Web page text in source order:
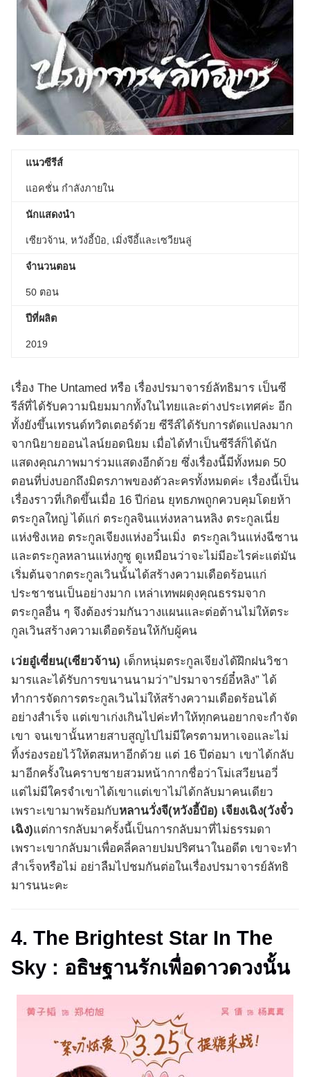
แนวซีรีส์
แอคชั่น กำลังภายใน
นักแสดงนำ
เซียวจ้าน, หวังอี้ป๋อ, เมิ่งจึอี้และเซวียนลู่
จำนวนตอน
50 ตอน
ปีที่ผลิต
2019
เรื่อง The Untamed หรือ เรื่องปรมาจารย์ลัทธิมาร เป็นซี
รีส์ที่ได้รับความนิยมมากทั้งในไทยและต่างประเทศค่ะ อีก
ทั้งยังขึ้นเทรนด์ทวิตเตอร์ด้วย ซีรีส์ได้รับการดัดแปลงมาก
จากนิยายออนไลน์ยอดนิยม เมื่อได้ทำเป็นซีรีส์ก็ได้นัก
แสดงคุณภาพมาร่วมแสดงอีกด้วย ซึ่งเรื่องนี้มีทั้งหมด 50
ตอนที่บ่งบอกถึงมิตรภาพของตัวละครทั้งหมดค่ะ เรื่องนี้เป็น
เรื่องราวที่เกิดขึ้นเมื่อ 16 ปีก่อน ยุทธภพถูกควบคุมโดยห้า
ตระกูลใหญ่ ได้แก่ ตระกูลจินแห่งหลานหลิง ตระกูลเนี่ย
แห่งชิงเหอ ตระกูลเจียงแห่งอวิ๋นเมิ่ง ตระกูลเวินแห่งฉีซาน
และตระกูลหลานแห่งกูซู ดูเหมือนว่าจะไม่มีอะไรค่ะแต่มัน
เริ่มต้นจากตระกูลเวินนั้นได้สร้างความเดือดร้อนแก่
ประชาชนเป็นอย่างมาก เหล่าเทพผดุงคุณธรรมจาก
ตระกูลอื่น ๆ จึงต้องร่วมกันวางแผนและต่อต้านไม่ให้ตระ
กูลเวินสร้างความเดือดร้อนให้กับผู้คน
เว่ยอู๋เซี่ยน(เซียวจ้าน) เด็กหนุ่มตระกูลเจียงได้ฝึกฝนวิชา
มารและได้รับการขนานนามว่า”ปรมาจารย์อี๋หลิง” ได้
ทำการจัดการตระกูลเวินไม่ให้สร้างความเดือดร้อนได้
อย่างสำเร็จ แต่เขาเก่งเกินไปค่ะทำให้ทุกคนอยากจะกำจัด
เขา จนเขานั้นหายสาบสูญไปไม่มีใครตามหาเจอและไม่
ทิ้งร่องรอยไว้ให้ตสมหาอีกด้วย แต่ 16 ปีต่อมา เขาได้กลับ
มาอีกครั้งในคราบชายสวมหน้ากากชื่อว่าโม่เสวียนอวี่
แต่ไม่มีใครจำเขาได้เขาแต่เขาไม่ได้กลับมาคนเดียว
เพราะเขามาพร้อมกับหลานวั่งจี(หวังอี้ป๋อ) เจียงเฉิง(วังจั๋ว
เฉิง)แต่การกลับมาครั้งนี้เป็นการกลับมาที่ไม่ธรรมดา
เพราะเขากลับมาเพื่อคลี่คลายปมปริศนาในอดีต เขาจะทำ
สำเร็จหรือไม่ อย่าลืมไปชมกันต่อในเรื่องปรมาจารย์ลัทธิ
มารนนะคะ
4. The Brightest Star In The
Sky : อธิษฐานรักเพื่อดาวดวงนั้น